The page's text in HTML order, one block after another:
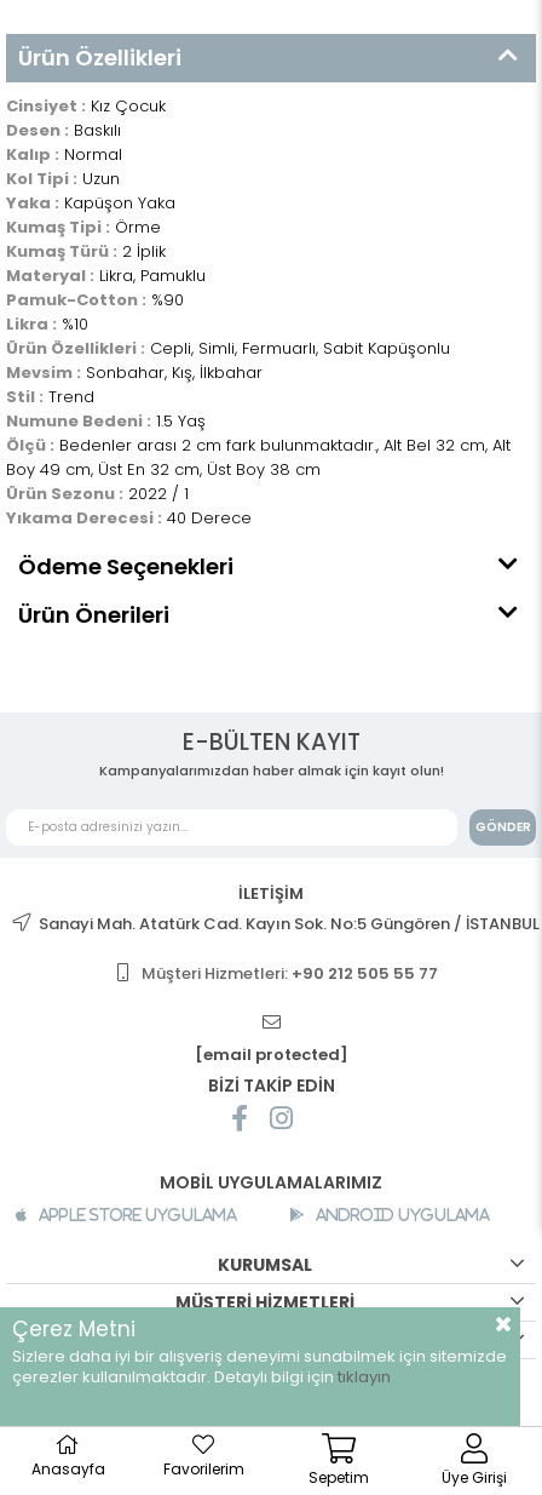
Ürün Özellikleri
Cinsiyet : Kız Çocuk
Desen : Baskılı
Kalıp : Normal
Kol Tipi : Uzun
Yaka : Kapüşon Yaka
Kumaş Tipi : Örme
Kumaş Türü : 2 İplik
Materyal : Likra, Pamuklu
Pamuk-Cotton : %90
Likra : %10
Ürün Özellikleri : Cepli, Simli, Fermuarlı, Sabit Kapüşonlu
Mevsim : Sonbahar, Kış, İlkbahar
Stil : Trend
Numune Bedeni : 1.5 Yaş
Ölçü : Bedenler arası 2 cm fark bulunmaktadır., Alt Bel 32 cm, Alt
Boy 49 cm, Üst En 32 cm, Üst Boy 38 cm
Ürün Sezonu : 2022 / 1
Yıkama Derecesi : 40 Derece
Ödeme Seçenekleri
Ürün Önerileri
E-BÜLTEN KAYIT
Kampanyalarımızdan haber almak için kayıt olun!
GÖNDER
İLETİŞİM
Sanayi Mah. Atatürk Cad. Kayın Sok. No:5 Güngören / İSTANBUL
Müşteri Hizmetleri: +90 212 505 55 77
[email protected]
BİZİ TAKİP EDİN
MOBİL UYGULAMALARIMIZ
Apple Store Uygulama Android Uygulama
KURUMSAL
MÜŞTERİ HİZMETLERİ
©breeze.com.tr - Tüm hakları saklıdır.
Anasayfa Favorilerim Sepetim Üye Girişi
Çerez Metni
Sizlere daha iyi bir alışveriş deneyimi sunabilmek için sitemizde
çerezler kullanılmaktadır. Detaylı bilgi için tıklayın